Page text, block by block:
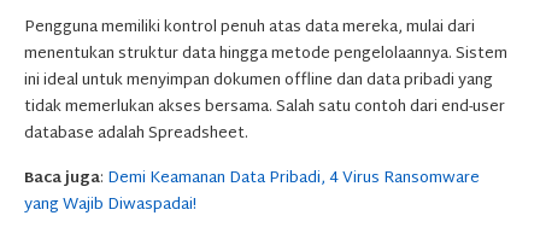
Pengguna memiliki kontrol penuh atas data mereka, mulai dari
menentukan struktur data hingga metode pengelolaannya. Sistem
ini ideal untuk menyimpan dokumen offline dan data pribadi yang
tidak memerlukan akses bersama. Salah satu contoh dari end-user
database adalah Spreadsheet.
Baca juga: Demi Keamanan Data Pribadi, 4 Virus Ransomware
yang Wajib Diwaspadai!